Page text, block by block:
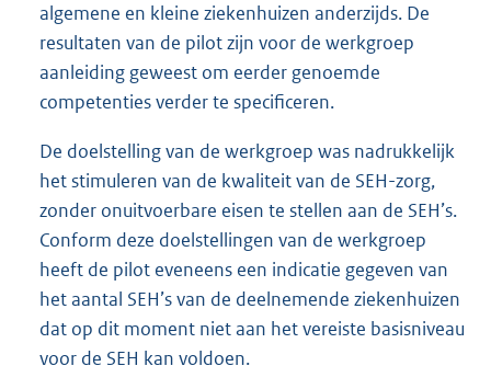
algemene en kleine ziekenhuizen anderzijds. De
resultaten van de pilot zijn voor de werkgroep
aanleiding geweest om eerder genoemde
competenties verder te specificeren.
De doelstelling van de werkgroep was nadrukkelijk
het stimuleren van de kwaliteit van de SEH-zorg,
zonder onuitvoerbare eisen te stellen aan de SEH’s.
Conform deze doelstellingen van de werkgroep
heeft de pilot eveneens een indicatie gegeven van
het aantal SEH’s van de deelnemende ziekenhuizen
dat op dit moment niet aan het vereiste basisniveau
voor de SEH kan voldoen.